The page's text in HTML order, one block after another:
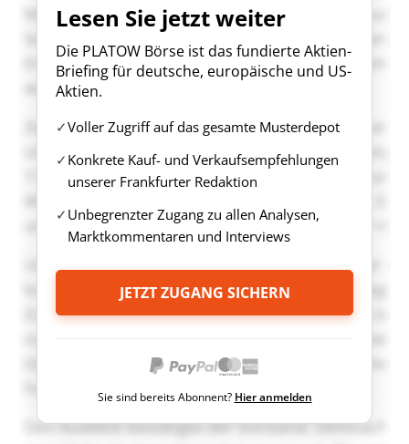
Lesen Sie jetzt weiter
Die PLATOW Börse ist das fundierte Aktien-
Briefing für deutsche, europäische und US-
Aktien.
Voller Zugriff auf das gesamte Musterdepot
Konkrete Kauf- und Verkaufsempfehlungen
unserer Frankfurter Redaktion
Unbegrenzter Zugang zu allen Analysen,
Marktkommentaren und Interviews
JETZT ZUGANG SICHERN
Sie sind bereits Abonnent? Hier anmelden